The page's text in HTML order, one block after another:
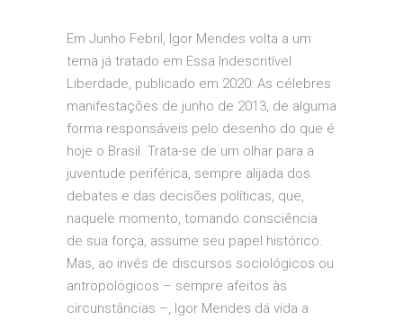
Em Junho Febril, Igor Mendes volta a um
tema já tratado em Essa Indescritível
Liberdade, publicado em 2020: As célebres
manifestações de junho de 2013, de alguma
forma responsáveis pelo desenho do que é
hoje o Brasil. Trata-se de um olhar para a
juventude periférica, sempre alijada dos
debates e das decisões políticas, que,
naquele momento, tomando consciência
de sua força, assume seu papel histórico.
Mas, ao invés de discursos sociológicos ou
antropológicos – sempre afeitos às
circunstâncias –, Igor Mendes dá vida a